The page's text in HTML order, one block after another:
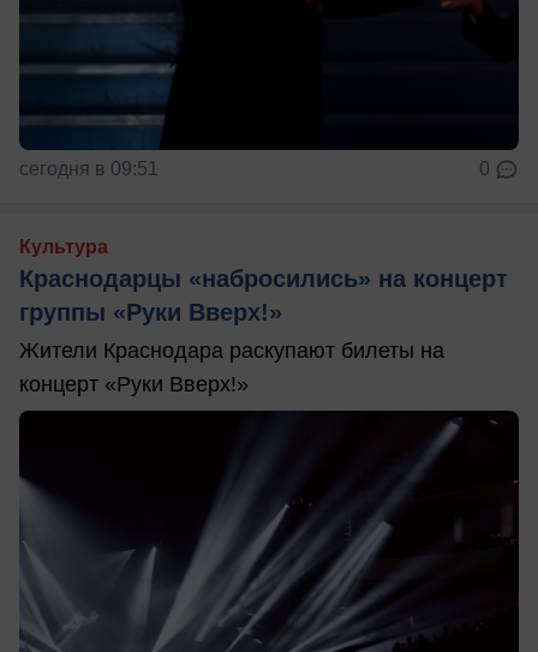
сегодня в 09:51 0
Культура
Краснодарцы «набросились» на концерт
группы «Руки Вверх!»
Жители Краснодара раскупают билеты на
концерт «Руки Вверх!»